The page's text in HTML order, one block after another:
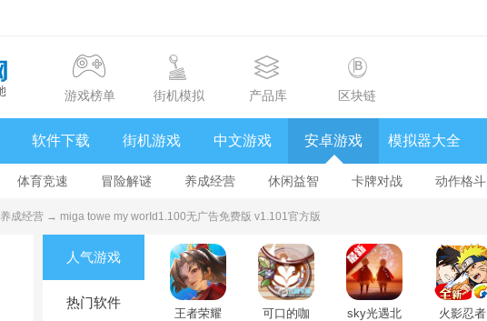
游戏榜单 街机模拟 产品库 区块链
软件下载 街机游戏 中文游戏 安卓游戏 模拟器大全
体育竞速 冒险解谜 养成经营 休闲益智 卡牌对战 动作格斗
养成经营 → miga towe my worId1.100无广告免费版 v1.101官方版
人气游戏
热门软件
王者荣耀
可口的咖
sky光遇北
火影忍者